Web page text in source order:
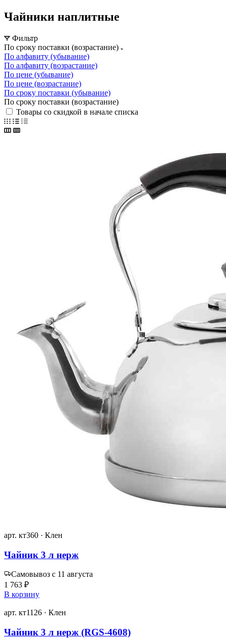
Чайники наплитные
Фильтр
По сроку поставки (возрастание)
По алфавиту (убывание)
По алфавиту (возрастание)
По цене (убывание)
По цене (возрастание)
По сроку поставки (убывание)
По сроку поставки (возрастание)
Товары со скидкой в начале списка
арт. кт360 · Клен
Чайник 3 л нерж
Самовывоз с 11 августа
1 763 ₽
В корзину
арт. кт1126 · Клен
Чайник 3 л нерж (RGS-4608)